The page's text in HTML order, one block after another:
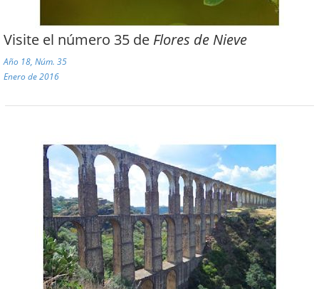
Visite el número 35 de Flores de Nieve
Año 18, Núm. 35
Enero de 2016